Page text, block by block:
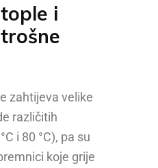
i
zahtijeva velike
različitih
i 80 °C), pa su
koje grije